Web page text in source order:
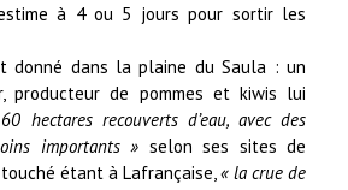
estime à 4 ou 5 jours pour sortir les
donné dans la plaine du Saula : un
producteur de pommes et kiwis lui
hectares recouverts d’eau, avec des
importants » selon ses sites de
étant à Lafrançaise,« la crue de